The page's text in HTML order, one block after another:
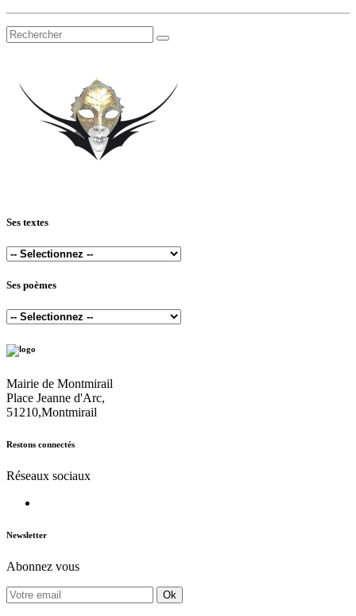
Ses textes
Ses poèmes
Mairie de Montmirail
Place Jeanne d'Arc,
51210,Montmirail
Restons connectés
Réseaux sociaux
Newsletter
Abonnez vous
Ok